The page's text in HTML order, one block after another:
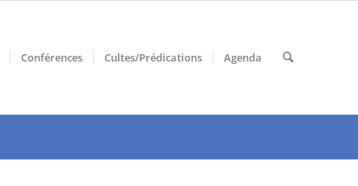
Conférences Cultes/Prédications Agenda